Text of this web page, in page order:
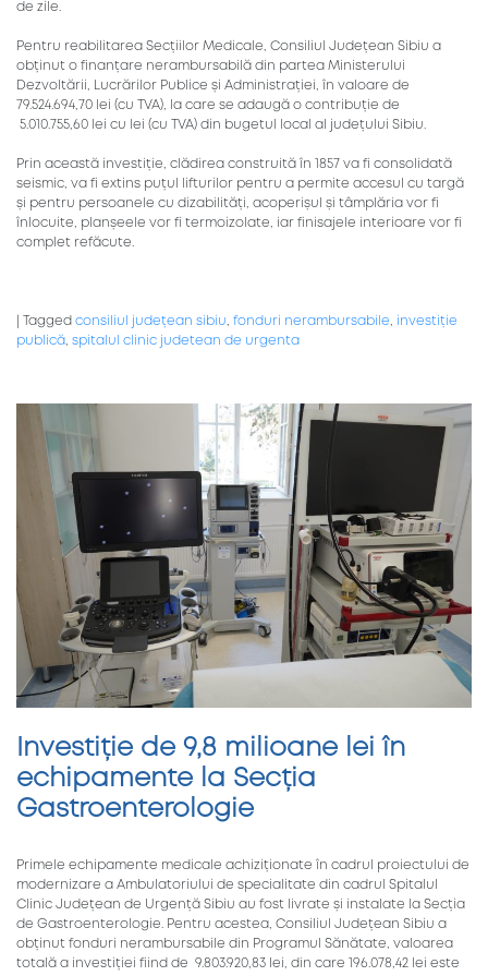
de zile.
Pentru reabilitarea Secțiilor Medicale, Consiliul Județean Sibiu a
obținut o finanțare nerambursabilă din partea Ministerului
Dezvoltării, Lucrărilor Publice și Administrației, în valoare de
79.524.694,70 lei (cu TVA), la care se adaugă o contribuție de
5.010.755,60 lei cu lei (cu TVA) din bugetul local al județului Sibiu.
Prin această investiție, clădirea construită în 1857 va fi consolidată
seismic, va fi extins puțul lifturilor pentru a permite accesul cu targă
și pentru persoanele cu dizabilități, acoperișul și tâmplăria vor fi
înlocuite, planșeele vor fi termoizolate, iar finisajele interioare vor fi
complet refăcute.
Tagged consiliul județean sibiu, fonduri nerambursabile,
investiție
publică, spitalul clinic judetean de urgenta
Investiție de 9,8 milioane lei în
echipamente la Secția
Gastroenterologie
Primele echipamente medicale achiziționate în cadrul proiectului de
modernizare a Ambulatoriului de specialitate din cadrul Spitalul
Clinic Județean de Urgență Sibiu au fost livrate și instalate la Secția
de Gastroenterologie. Pentru acestea, Consiliul Județean Sibiu a
obținut fonduri nerambursabile din Programul Sănătate, valoarea
totală a investiției fiind de 9.803.920,83 lei, din care 196.078,42 lei este